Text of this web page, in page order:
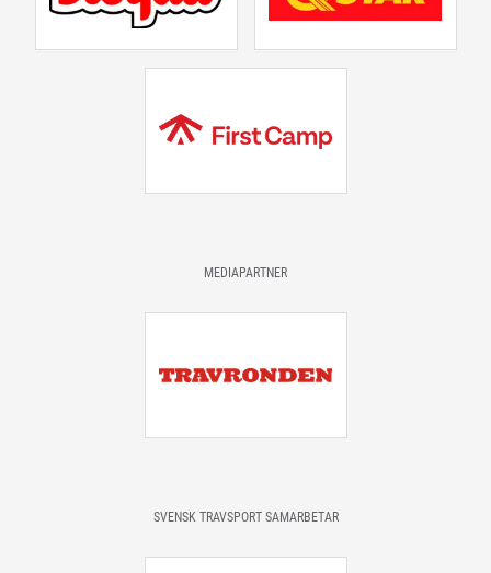
MEDIAPARTNER
SVENSK TRAVSPORT SAMARBETAR